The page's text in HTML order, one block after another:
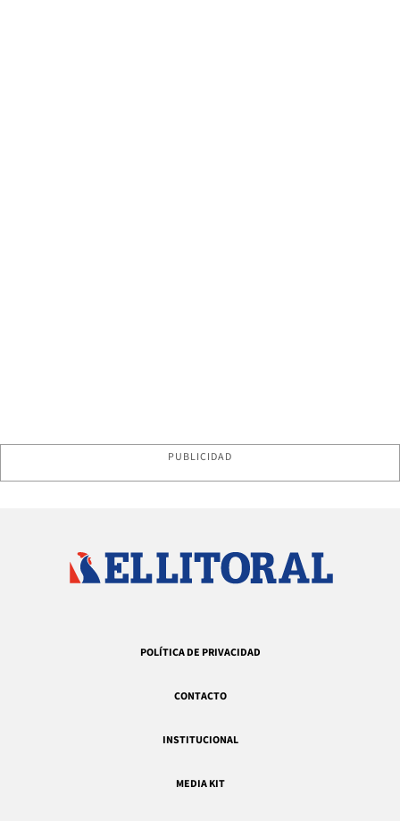
PUBLICIDAD
POLÍTICA DE PRIVACIDAD
CONTACTO
INSTITUCIONAL
MEDIA KIT